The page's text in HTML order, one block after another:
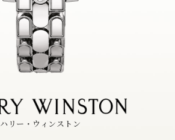
ハリー・ウィンストン